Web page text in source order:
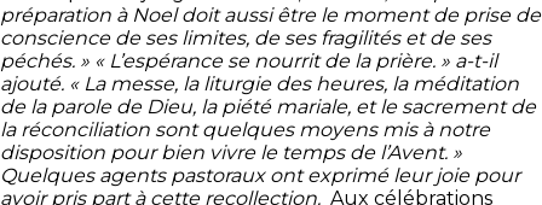
préparation à Noel doit aussi être le moment de prise de
conscience de ses limites, de ses fragilités et de ses
péchés. » « L’espérance se nourrit de la prière. » a-t-il
ajouté. « La messe, la liturgie des heures, la méditation
de la parole de Dieu, la piété mariale, et le sacrement de
la réconciliation sont quelques moyens mis à notre
disposition pour bien vivre le temps de l’Avent. »
Quelques agents pastoraux ont exprimé leur joie pour
avoir pris part à cette recollection. Aux célébrations